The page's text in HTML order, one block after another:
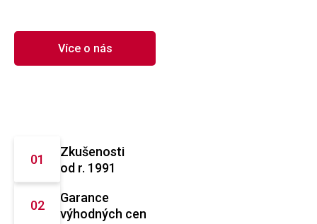
Více o nás
Zkušenosti
od r. 1991
Garance
výhodných cen